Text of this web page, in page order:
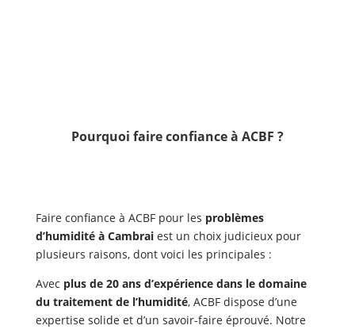
Pourquoi faire confiance à ACBF ?
Faire confiance à ACBF pour les problèmes
d’humidité à Cambraiest un choix judicieux pour
plusieurs raisons, dont voici les principales :
Avec plus de 20 ans d’expérience dans le domaine
du traitement de l’humidité, ACBF dispose d’une
expertise solide et d’un savoir-faire éprouvé. Notre